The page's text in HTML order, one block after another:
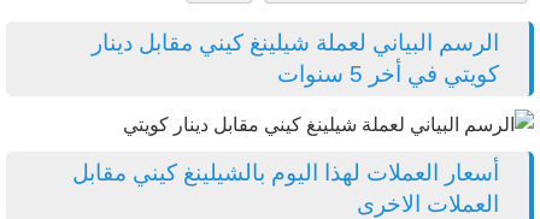
الرسم البياني لعملة شيلينغ كيني مقابل دينار
كويتي في أخر 5 سنوات
أسعار العملات لهذا اليوم بالشيلينغ كيني مقابل
العملات الاخرى